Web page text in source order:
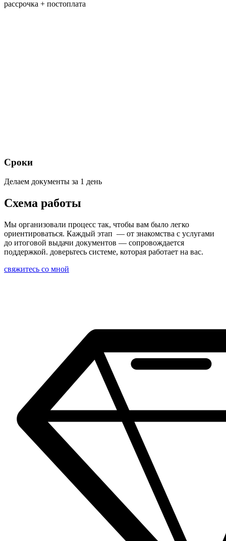
рассрочка + постоплата
Сроки
Делаем документы за 1 день
Схема работы
Мы организовали процесс так, чтобы вам было легко
ориентироваться. Каждый этап — от знакомства с услугами
до итоговой выдачи документов — сопровождается
поддержкой. доверьтесь системе, которая работает на вас.
свяжитесь со мной